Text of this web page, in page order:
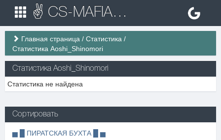
✌ CS-MAFIA.RU ✌ Игровые сервера Counter Strike 1.6
Главная страница / Статистика /
Статистика Aoshi_Shinomori
Статистика Aoshi_Shinomori
Статистика не найдена
Сортировать
▅ █ ПИРАТСКАЯ БУХТА █ ▅